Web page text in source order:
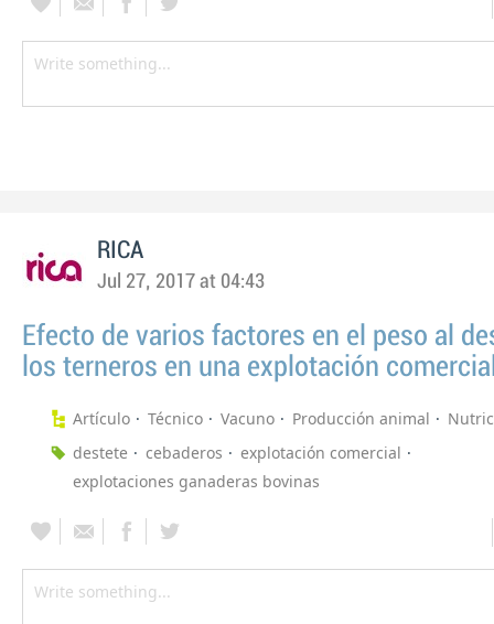
RICA
Jul 27, 2017 at 04:43
Efecto de varios factores en el peso al
los terneros en una explotación
Artículo Técnico Vacuno Producción animal
destete
cebaderos
explotación comercial
explotaciones ganaderas bovinas